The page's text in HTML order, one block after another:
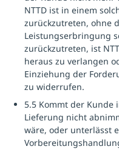
NTTD ist in einem
zurückzutreten, ohne
Leistungserbringung
zurückzutreten, ist
heraus zu verlangen
Einziehung der
zu widerrufen.
5.5 Kommt der Kunde
Lieferung nicht
wäre, oder unterlässt